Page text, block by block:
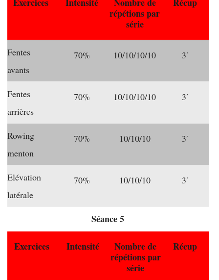
Exercices Intensité
Nombre de
répétions par
série
Récup
Fentes
avants
70% 10/10/10/10 3′
Fentes
arrières
70% 10/10/10/10 3′
Rowing
menton
70% 10/10/10 3′
Elévation
latérale
70% 10/10/10 3′
Séance 5
Exercices Intensité
Nombre de
répétions par
série
Récup